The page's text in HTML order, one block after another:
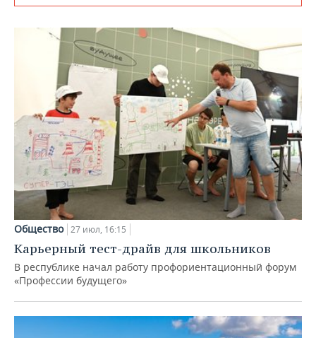
Общество 27 июл, 16:15
Карьерный тест-драйв для школьников
В республике начал работу профориентационный форум
«Профессии будущего»